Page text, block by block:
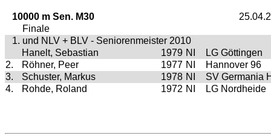
10000 m Sen. M30
Finale
1. und NLV + BLV - Seniorenmeister 2010
Hanelt, Sebastian
1979 NI
LG Göttingen
2.
Röhner, Peer 1977 NI
Hannover 96
3.
Schuster, Markus 1978 NI
SV Germania
4.
Rohde, Roland 1972 NI LG Nordheide